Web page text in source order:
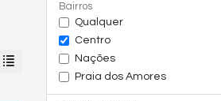
Bairros
Qualquer
Centro
Nações
Praia dos Amores